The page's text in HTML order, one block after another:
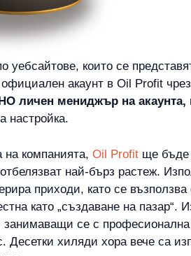
уебсайтове, които се
официален акаунт в Oil Profit
личен мениджър на акаунта,
настройка.
на компанията, Oil Profit ще бъде
най-бърз растеж.
приходи, като се
като „създаване на пазар“.
се с
Десетки хиляди хора вече са